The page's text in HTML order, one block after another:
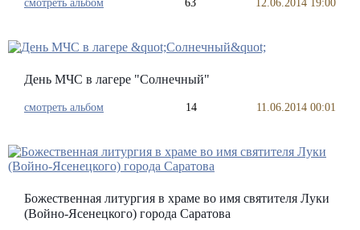
смотреть альбом 63 12.06.2014 19:00
День МЧС в лагере "Солнечный"
смотреть альбом 14 11.06.2014 00:01
Божественная литургия в храме во имя святителя Луки
(Войно-Ясенецкого) города Саратова